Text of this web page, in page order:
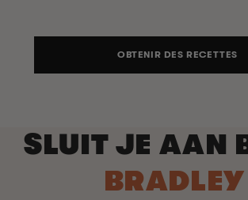
OBTENIR DES RECETTES
SLUIT JE AAN
BRADLEY